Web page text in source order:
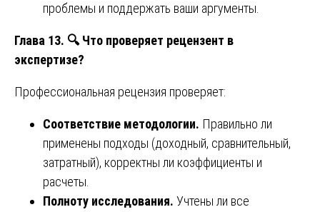
проблемы и поддержать ваши аргументы.
Глава 13. 🔍 Что проверяет рецензент в
экспертизе?
Профессиональная рецензия проверяет:
Соответствие методологии. Правильно ли
применены подходы (доходный, сравнительный,
затратный), корректны ли коэффициенты и
расчеты.
Полноту исследования. Учтены ли все